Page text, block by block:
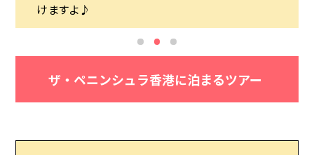
けますよ♪
けますよ♪
ザ・ペニンシュラ香港に泊まるツアー